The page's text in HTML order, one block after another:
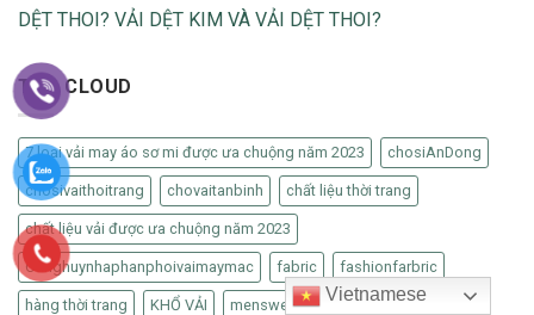
DỆT THOI? VẢI DỆT KIM VÀ VẢI DỆT THOI?
TAG CLOUD
7 loại vải may áo sơ mi được ưa chuộng năm 2023 chosiAnDong
chosivaithoitrang chovaitanbinh chất liệu thời trang
chất liệu vải được ưa chuộng năm 2023
Conghuynhaphanphoivaimaymac fabric fashionfarbric
hàng thời trang KHỔ VẢI menswear thờitrang
Vietnamese